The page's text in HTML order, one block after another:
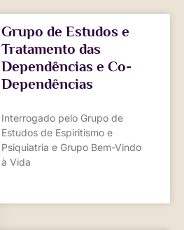
Grupo de Estudos e
Tratamento das
Dependências e Co-
Dependências
Interrogado pelo Grupo de
Estudos de Espiritismo e
Psiquiatria e Grupo Bem-Vindo
à Vida